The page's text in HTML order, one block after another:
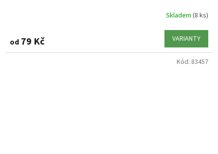
Skladem (8 ks)
od 79 Kč VARIANTY
Kód: 83457